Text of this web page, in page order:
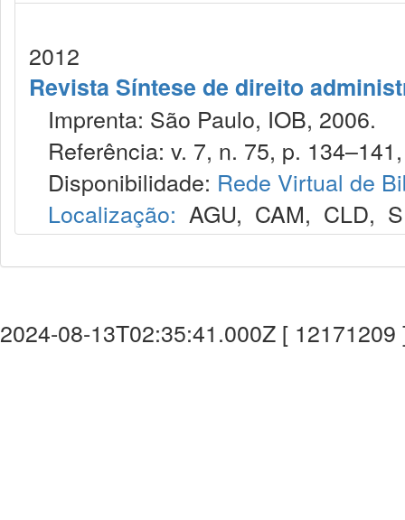
2012
Revista Síntese de direito
Imprenta: São Paulo, IOB, 2006.
Referência: v. 7, n. 75, p.
Disponibilidade: Rede Virtual de
Localização: AGU, CAM, CLD,
2024-08-13T02:35:41.000Z [ 12171209